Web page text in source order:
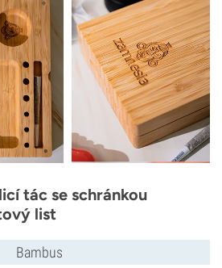
tác se schránkou
list
Bambus